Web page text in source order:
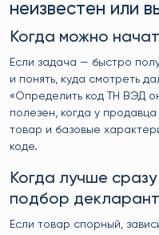
неизвестен или
Когда можно
Если задача — быстро
и понять, куда смотреть
«Определить код ТН ВЭД
полезен, когда у
товар и базовые
коде.
Когда лучше
подбор
Если товар спорный,